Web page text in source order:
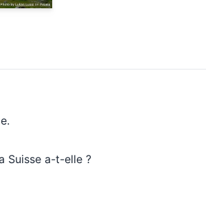
Suisse a-t-elle ?